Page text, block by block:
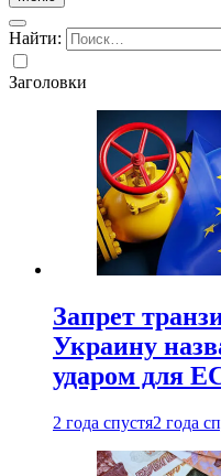
Найти:
Заголовки
Запрет
Украину
ударом для
2 года спустя2 года